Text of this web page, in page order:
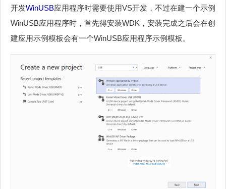
开发WinUSB应用程序时需要使用VS开发，不过在建一个示例
WinUSB应用程序时，首先得安装WDK，安装完成之后会在创
建应用示例模板会有一个WinUSB应用程序示例模板。